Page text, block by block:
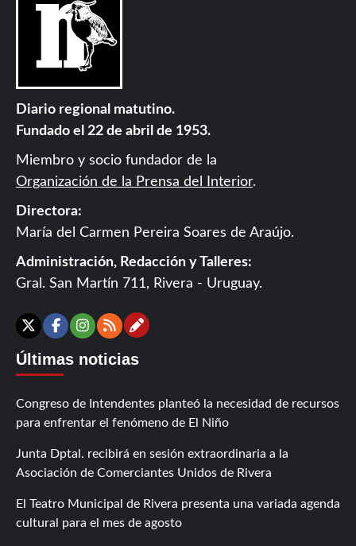
Diario regional matutino.
Fundado el 22 de abril de 1953.
Miembro y socio fundador de la
Organización de la Prensa del Interior.
Directora:
María del Carmen Pereira Soares de Araújo.
Administración, Redacción y Talleres:
Gral. San Martín 711, Rivera - Uruguay.
X Facebook
Instagram
RSSContáctanos
Últimas noticias
Congreso de Intendentes planteó la necesidad de recursos
para enfrentar el fenómeno de El Niño
Junta Dptal. recibirá en sesión extraordinaria a la
Asociación de Comerciantes Unidos de Rivera
El Teatro Municipal de Rivera presenta una variada agenda
cultural para el mes de agosto